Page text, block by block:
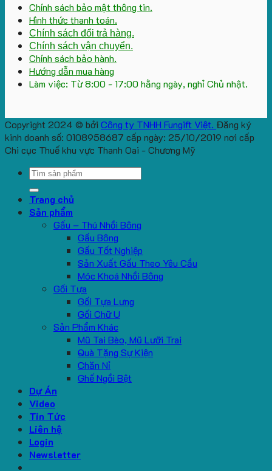
Chính sách bảo mật thông tin.
Hình thức thanh toán.
Chính sách đổi trả hàng.
Chính sách vận chuyển.
Chính sách bảo hành.
Hướng dẫn mua hàng
Làm việc: Từ 8:00 - 17:00 hằng ngày, nghỉ Chủ nhật.
Copyright 2024 © bởi Công ty TNHH Fungift Việt. Đăng ký
kinh doanh số: 0108958687 cấp ngày: 25/10/2019 nơi cấp
Chi cục Thuế khu vực Thanh Oai - Chương Mỹ
Search
Trang chủ
Sản phẩm
Gấu – Thú Nhồi Bông
Gấu Bông
Gấu Tốt Nghiệp
Sản Xuất Gấu Theo Yêu Cầu
Móc Khoá Nhồi Bông
Gối Tựa
Gối Tựa Lưng
Gối Chữ U
Sản Phẩm Khác
Mũ Tai Bèo, Mũ Lưỡi Trai
Quà Tặng Sự Kiện
Chăn Nỉ
Ghế Ngồi Bệt
Dự Án
Video
Tin Tức
Liên hệ
Login
Newsletter